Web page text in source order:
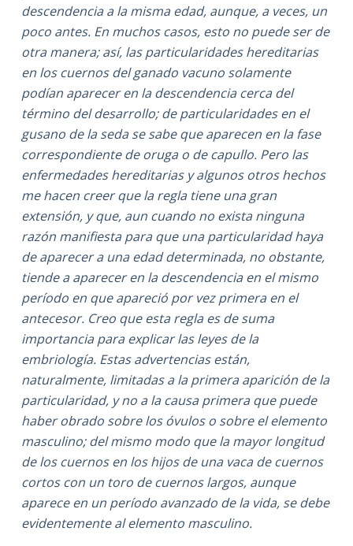
descendencia a la misma edad, aunque, a veces, un
poco antes. En muchos casos, esto no puede ser de
otra manera; así, las particularidades hereditarias
en los cuernos del ganado vacuno solamente
podían aparecer en la descendencia cerca del
término del desarrollo; de particularidades en el
gusano de la seda se sabe que aparecen en la fase
correspondiente de oruga o de capullo. Pero las
enfermedades hereditarias y algunos otros hechos
me hacen creer que la regla tiene una gran
extensión, y que, aun cuando no exista ninguna
razón manifiesta para que una particularidad haya
de aparecer a una edad determinada, no obstante,
tiende a aparecer en la descendencia en el mismo
período en que apareció por vez primera en el
antecesor. Creo que esta regla es de suma
importancia para explicar las leyes de la
embriología. Estas advertencias están,
naturalmente, limitadas a la primera aparición de la
particularidad, y no a la causa primera que puede
haber obrado sobre los óvulos o sobre el elemento
masculino; del mismo modo que la mayor longitud
de los cuernos en los hijos de una vaca de cuernos
cortos con un toro de cuernos largos, aunque
aparece en un período avanzado de la vida, se debe
evidentemente al elemento masculino.